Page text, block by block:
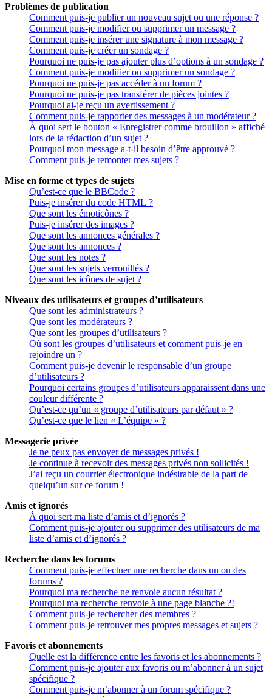
Problèmes de publication
Comment puis-je publier un nouveau sujet ou une réponse ?
Comment puis-je modifier ou supprimer un message ?
Comment puis-je insérer une signature à mon message ?
Comment puis-je créer un sondage ?
Pourquoi ne puis-je pas ajouter plus d’options à un sondage ?
Comment puis-je modifier ou supprimer un sondage ?
Pourquoi ne puis-je pas accéder à un forum ?
Pourquoi ne puis-je pas transférer de pièces jointes ?
Pourquoi ai-je reçu un avertissement ?
Comment puis-je rapporter des messages à un modérateur ?
À quoi sert le bouton « Enregistrer comme brouillon » affiché
lors de la rédaction d’un sujet ?
Pourquoi mon message a-t-il besoin d’être approuvé ?
Comment puis-je remonter mes sujets ?
Mise en forme et types de sujets
Qu’est-ce que le BBCode ?
Puis-je insérer du code HTML ?
Que sont les émoticônes ?
Puis-je insérer des images ?
Que sont les annonces générales ?
Que sont les annonces ?
Que sont les notes ?
Que sont les sujets verrouillés ?
Que sont les icônes de sujet ?
Niveaux des utilisateurs et groupes d’utilisateurs
Que sont les administrateurs ?
Que sont les modérateurs ?
Que sont les groupes d’utilisateurs ?
Où sont les groupes d’utilisateurs et comment puis-je en
rejoindre un ?
Comment puis-je devenir le responsable d’un groupe
d’utilisateurs ?
Pourquoi certains groupes d’utilisateurs apparaissent dans une
couleur différente ?
Qu’est-ce qu’un « groupe d’utilisateurs par défaut » ?
Qu’est-ce que le lien « L’équipe » ?
Messagerie privée
Je ne peux pas envoyer de messages privés !
Je continue à recevoir des messages privés non sollicités !
J’ai reçu un courrier électronique indésirable de la part de
quelqu’un sur ce forum !
Amis et ignorés
À quoi sert ma liste d’amis et d’ignorés ?
Comment puis-je ajouter ou supprimer des utilisateurs de ma
liste d’amis et d’ignorés ?
Recherche dans les forums
Comment puis-je effectuer une recherche dans un ou des
forums ?
Pourquoi ma recherche ne renvoie aucun résultat ?
Pourquoi ma recherche renvoie à une page blanche ?!
Comment puis-je rechercher des membres ?
Comment puis-je retrouver mes propres messages et sujets ?
Favoris et abonnements
Quelle est la différence entre les favoris et les abonnements ?
Comment puis-je ajouter aux favoris ou m’abonner à un sujet
spécifique ?
Comment puis-je m’abonner à un forum spécifique ?